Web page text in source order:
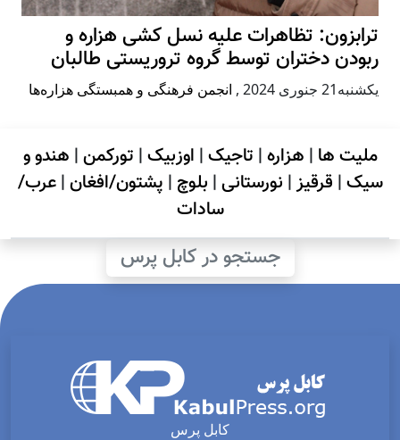
ترابزون: تظاهرات علیه نسل کشی هزاره و
ربودن دختران توسط گروه تروریستی طالبان
يكشنبه21 جنوری 2024 , انجمن فرهنگی و همبستگی هزاره‌ها
ملیت ها | هزاره| تاجیک| اوزبیک| تورکمن| هندو و
سیک| قرقیز| نورستانی| بلوچ | پشتون/افغان|عرب/
سادات
جستجو در کابل پرس
کابل پرس